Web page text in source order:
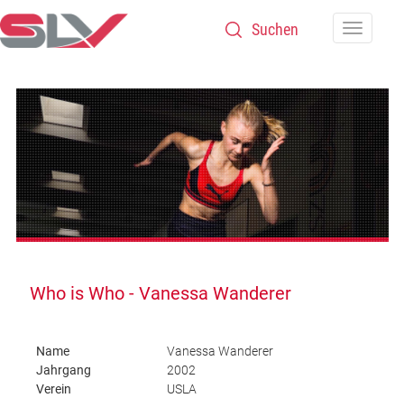
Zum Inhalt
Who is Who - Vanessa Wanderer
Name
Vanessa Wanderer
Jahrgang
2002
Verein
USLA